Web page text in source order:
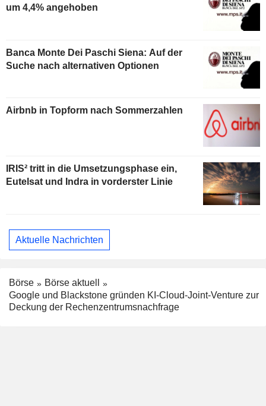
um 4,4% angehoben
Banca Monte Dei Paschi Siena: Auf der
Suche nach alternativen Optionen
Airbnb in Topform nach Sommerzahlen
IRIS² tritt in die Umsetzungsphase ein,
Eutelsat und Indra in vorderster Linie
Aktuelle Nachrichten
Börse
Börse aktuell
Google und Blackstone gründen KI-Cloud-Joint-Venture zur
Deckung der Rechenzentrumsnachfrage